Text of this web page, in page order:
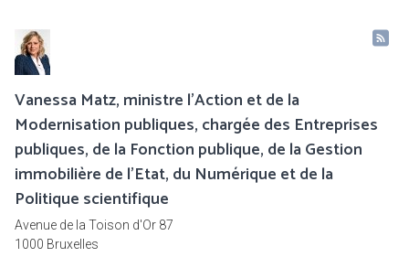
Vanessa Matz, ministre l'Action et de la
Modernisation publiques, chargée des Entreprises
publiques, de la Fonction publique, de la Gestion
immobilière de l'Etat, du Numérique et de la
Politique scientifique
Avenue de la Toison d'Or 87
1000 Bruxelles